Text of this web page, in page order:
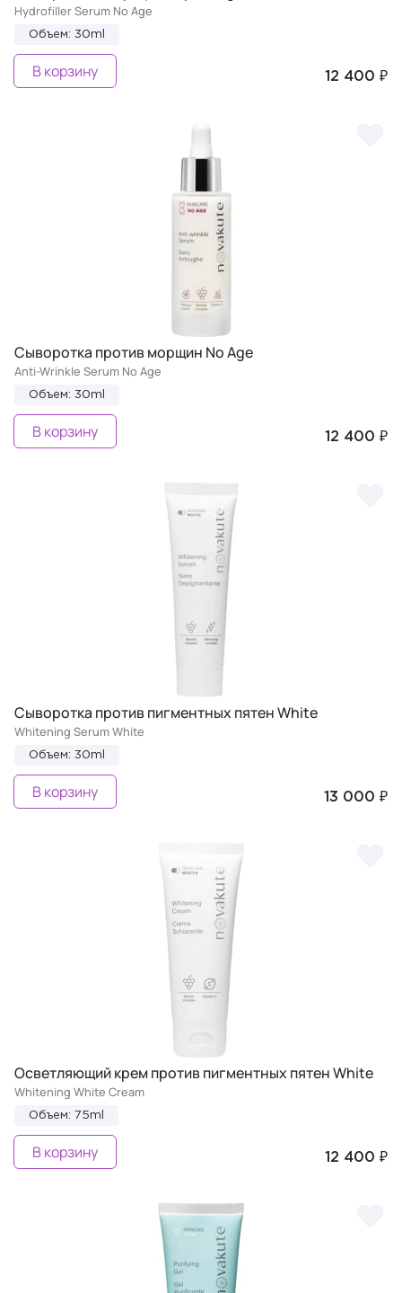
Hydrofiller Serum No Age
Объем: 30ml
12 400 ₽
В корзину
Сыворотка против морщин No Age
Anti-Wrinkle Serum No Age
Объем: 30ml
12 400 ₽
В корзину
Сыворотка против пигментных пятен White
Whitening Serum White
Объем: 30ml
13 000 ₽
В корзину
Осветляющий крем против пигментных пятен White
Whitening White Cream
Объем: 75ml
12 400 ₽
В корзину